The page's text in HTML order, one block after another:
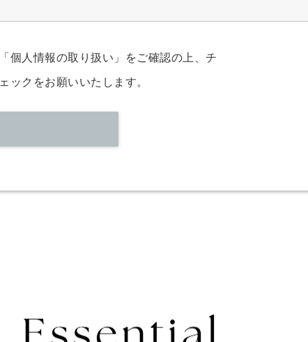
「個人情報の取り扱い」 をご確認の上、チ
ェックをお願いいたします。